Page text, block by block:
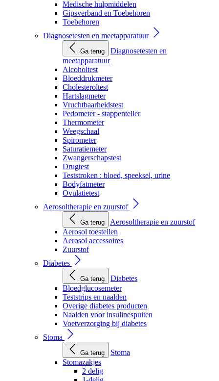
Medische hulpmiddelen
Gipsverband en Toebehoren
Toebehoren
Diagnosetesten en meetapparatuur
Ga terug
Diagnosetesten en
meetapparatuur
Alcoholtest
Bloeddrukmeter
Cholesteroltest
Hartslagmeter
Vruchtbaarheidstest
Pedometer - stappenteller
Thermometer
Weegschaal
Spirometer
Saturatiemeter
Zwangerschapstest
Drugtest
Teststroken : bloed, speeksel, urine
Bodyfatmeter
Ovulatietest
Aerosoltherapie en zuurstof
Ga terug
Aerosoltherapie en zuurstof
Aerosol toestellen
Aerosol accessoires
Zuurstof
Diabetes
Ga terug
Diabetes
Bloedglucosemeter
Teststrips en naalden
Overige diabetes producten
Naalden voor insulinespuiten
Voetverzorging bij diabetes
Stoma
Ga terug
Stoma
Stomazakjes
2 delig